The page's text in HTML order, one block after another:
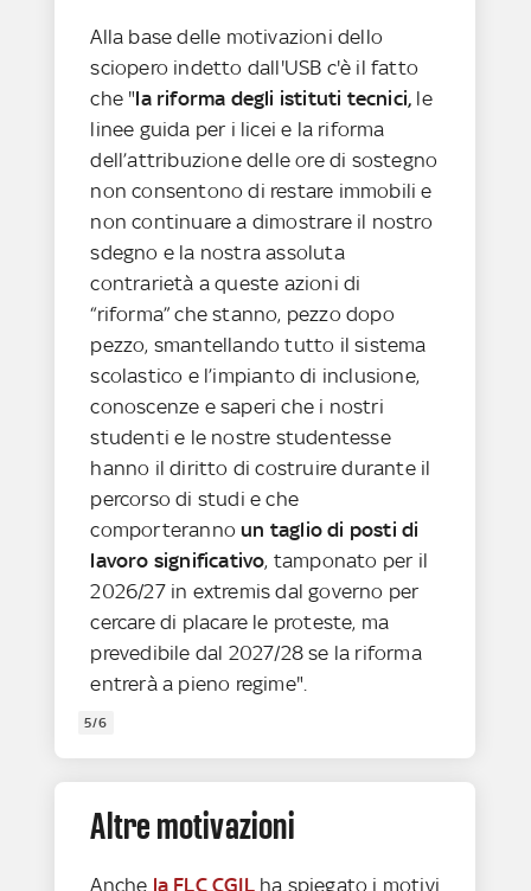
Alla base delle motivazioni dello
sciopero indetto dall'USB c'è il fatto
che "la riforma degli istituti tecnici, le
linee guida per i licei e la riforma
dell’attribuzione delle ore di sostegno
non consentono di restare immobili e
non continuare a dimostrare il nostro
sdegno e la nostra assoluta
contrarietà a queste azioni di
“riforma” che stanno, pezzo dopo
pezzo, smantellando tutto il sistema
scolastico e l’impianto di inclusione,
conoscenze e saperi che i nostri
studenti e le nostre studentesse
hanno il diritto di costruire durante il
percorso di studi e che
comporteranno un taglio di posti di
lavoro significativo, tamponato per il
2026/27 in extremis dal governo per
cercare di placare le proteste, ma
prevedibile dal 2027/28 se la riforma
entrerà a pieno regime".
5/6
Altre motivazioni
Anche la FLC CGILha spiegato i motivi